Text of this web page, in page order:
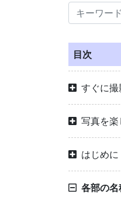
目次
すぐに
写真を
はじめに
各部の名